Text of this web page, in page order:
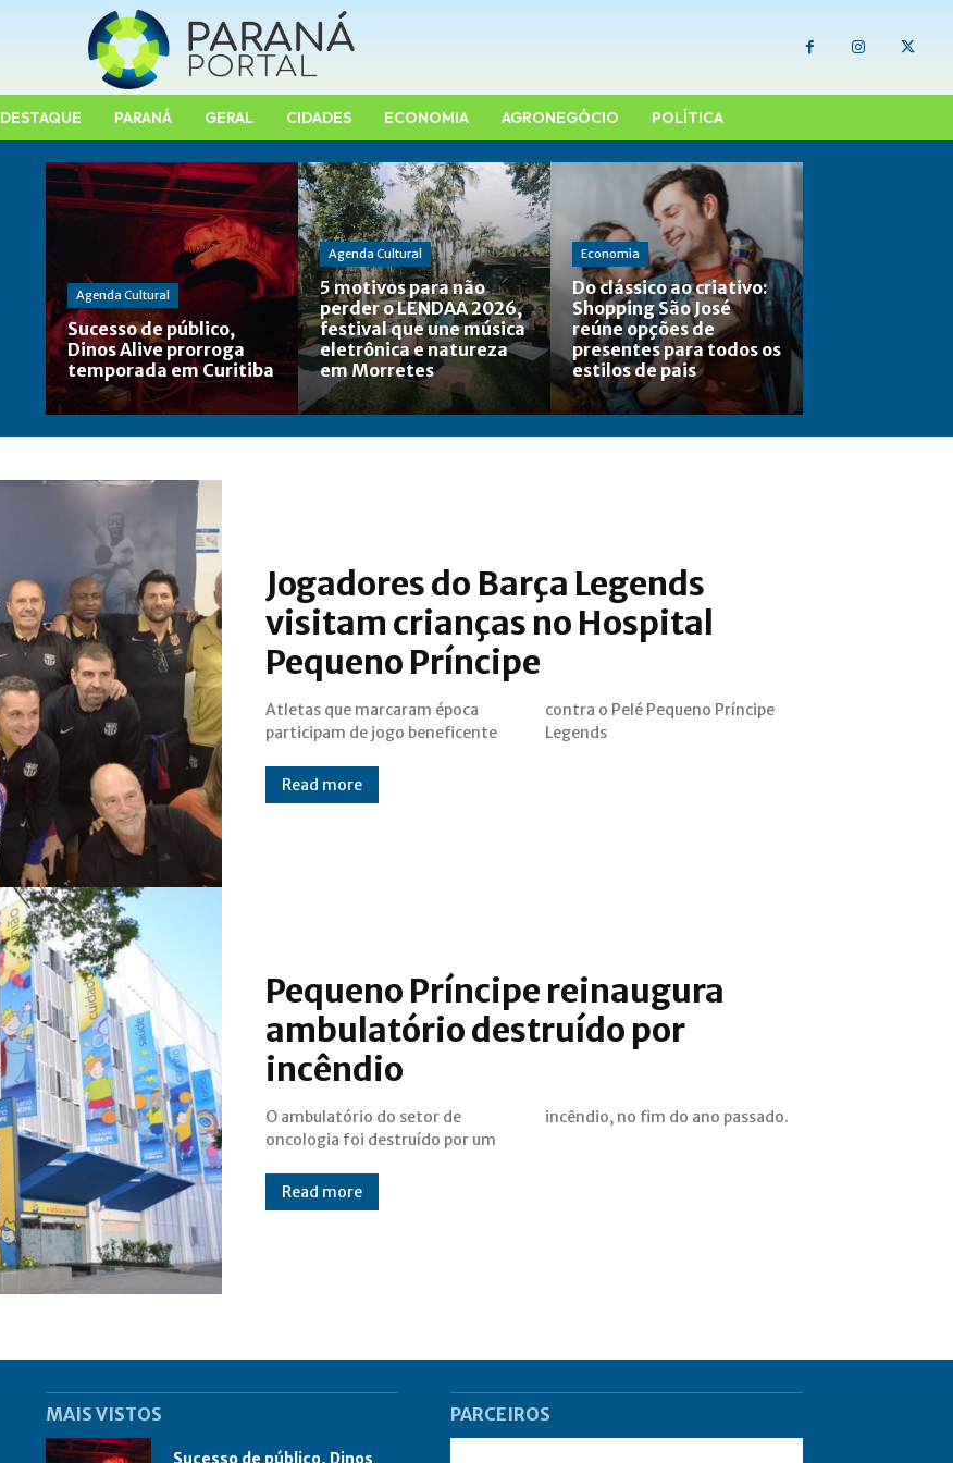
DESTAQUE PARANÁ GERAL CIDADES ECONOMIA AGRONEGÓCIO POLÍTICA
Agenda Cultural
Sucesso de público,
Dinos Alive prorroga
temporada em Curitiba
Agenda Cultural
5 motivos para não
perder o LENDAA 2026,
festival que une música
eletrônica e natureza
em Morretes
Economia
Do clássico ao criativo:
Shopping São José
reúne opções de
presentes para todos os
estilos de pais
Jogadores do Barça Legends
visitam crianças no Hospital
Pequeno Príncipe
Atletas que marcaram época
participam de jogo beneficente
contra o Pelé Pequeno Príncipe
Legends
Read more
Pequeno Príncipe reinaugura
ambulatório destruído por
incêndio
O ambulatório do setor de
oncologia foi destruído por um
incêndio, no fim do ano passado.
Read more
MAIS VISTOS
Sucesso de público, Dinos
PARCEIROS